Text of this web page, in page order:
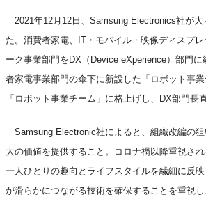
2021年12月12日、Samsung Electronics社が大
た。消費者家電、IT・モバイル・映像ディスプ
ーク事業部門をDX（Device eXperience）部門
者家電事業部門の傘下に新設した「ロボット事
「ロボット事業チーム」に格上げし、DX部門長
Samsung Electronic社によると、組織改編の
大の価値を提供すること。コロナ禍以降重視さ
一人ひとりの趣向とライフスタイルを繊細に反
が滑らかにつながる技術を確保することを重視